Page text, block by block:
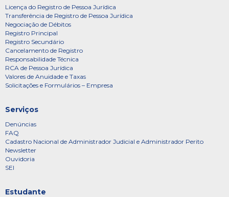
Licença do Registro de Pessoa Jurídica
Transferência de Registro de Pessoa Jurídica
Negociação de Débitos
Registro Principal
Registro Secundário
Cancelamento de Registro
Responsabilidade Técnica
RCA de Pessoa Jurídica
Valores de Anuidade e Taxas
Solicitações e Formulários – Empresa
Serviços
Denúncias
FAQ
Cadastro Nacional de Administrador Judicial e Administrador Perito
Newsletter
Ouvidoria
SEI
Estudante